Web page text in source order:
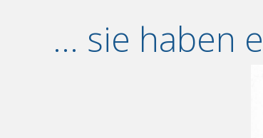
... sie haben